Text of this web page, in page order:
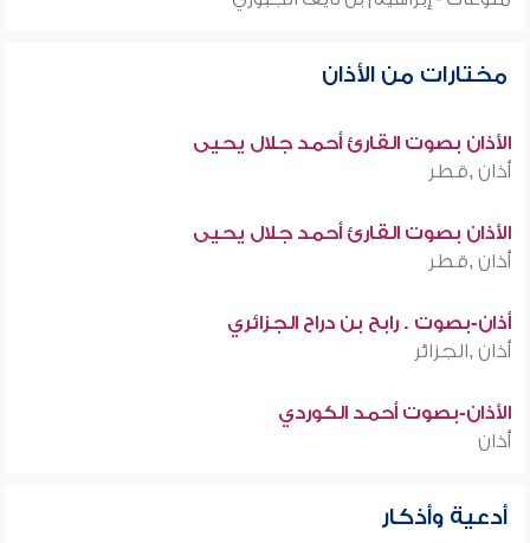
مختارات من الأذان
الأذان بصوت القارئ أحمد جلال يحيى
أذان ,قطر
الأذان بصوت القارئ أحمد جلال يحيى
أذان ,قطر
أذان-بصوت . رابح بن دراح الجزائري
أذان ,الجزائر
الأذان-بصوت أحمد الكوردي
أذان
أدعية وأذكار